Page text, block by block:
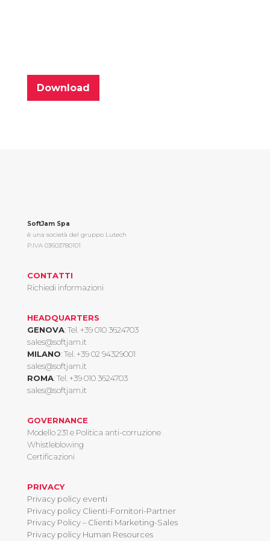
Download
SoftJam Spa
è una società del gruppo Lutech
P.IVA 03603780101
CONTATTI
Richiedi informazioni
HEADQUARTERS
GENOVA: Tel. +39 010 3624703
sales@softjam.it
MILANO: Tel. +39 02 94329001
sales@softjam.it
ROMA: Tel. +39 010 3624703
sales@softjam.it
GOVERNANCE
Modello 231 e Politica anti-corruzione
Whistleblowing
Certificazioni
PRIVACY
Privacy policy eventi
Privacy policy Clienti-Fornitori-Partner
Privacy Policy – Clienti Marketing-Sales
Privacy policy Human Resources